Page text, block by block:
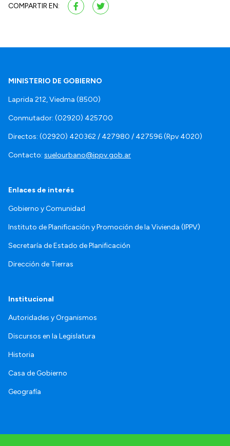
COMPARTIR EN:
MINISTERIO DE GOBIERNO
Laprida 212, Viedma (8500)
Conmutador: (02920) 425700
Directos: (02920) 420362 / 427980 / 427596 (Rpv 4020)
Contacto: suelourbano@ippv.gob.ar
Enlaces de interés
Gobierno y Comunidad
Instituto de Planificación y Promoción de la Vivienda (IPPV)
Secretaría de Estado de Planificación
Dirección de Tierras
Institucional
Autoridades y Organismos
Discursos en la Legislatura
Historia
Casa de Gobierno
Geografía